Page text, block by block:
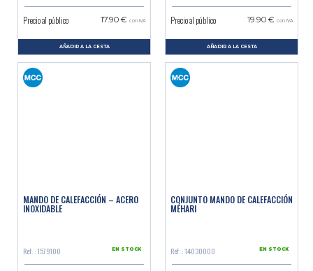
Precio al público 17.90 € con IVA
AÑADIR A LA CESTA
Precio al público 19.90 € con IVA
AÑADIR A LA CESTA
MANDO DE CALEFACCIÓN – ACERO
INOXIDABLE
Ref. : 1579100 EN STOCK
CONJUNTO MANDO DE CALEFACCIÓN
MÉHARI
Ref. : 14030000 EN STOCK